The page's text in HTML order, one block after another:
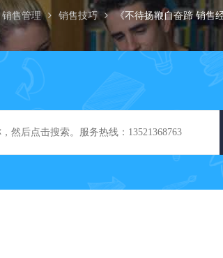
销售管理 销售技巧 《不待扬鞭自奋蹄 销售